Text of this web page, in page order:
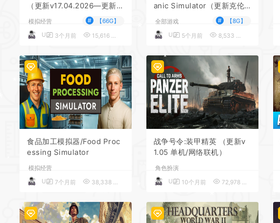
（更新v17.04.2026—更新IX
型潜艇:遥远海岸DLC）
模拟经营 #
【66G】
UU
3个月前 15,616
anic Simulator（更新克伦
威尔Mk. IV DLC）
全部游戏 #
【8G】
UU
5个月前 8,533
食品加工模拟器/Food Proc
essing Simulator
模拟经营
UU
7个月前 38,338
战争号令:装甲精英 （更新v
1.05 单机/网络联机）
角色扮演
UU
10个月前 72,978
*
*
*
*
*